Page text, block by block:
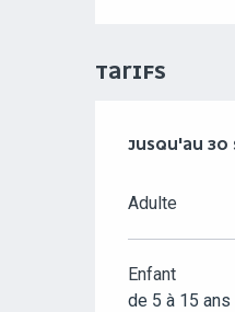
TARIFS
DU6 JUIN
JUSQU'AU 30
Adulte
Enfant
de 5 à 15 ans